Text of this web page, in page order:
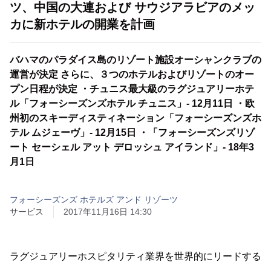
ツ、中国の大連および サウジアラビアのメッ
カに新ホテルの開業を計画
バハマのパラダイス島のリゾート施設オーシャンクラブの
運営が決定 さらに、３つのホテルおよびリゾートのオー
プン日程が決定 ・チュニス最大級のラグジュアリーホテ
ル「フォーシーズンズホテル チュニス」- 12月11日 ・欧
州初のスキーディスティネーション「フォーシーズンズホ
テル ムジェーヴ」- 12月15日 ・「フォーシーズンズリゾ
ート セーシェル アット デロッシュ アイランド」- 18年3
月1日
フォーシーズンズ ホテルズ アンド リゾーツ
サービス
2017年11月16日 14:30
ラグジュアリーホスピタリティ業界を世界的にリードする